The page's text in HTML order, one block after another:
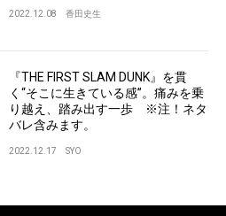
2022.12.08 香田史生
『THE FIRST SLAM DUNK』を貫
く“そこに生きている感”。痛みを乗
り越え、踏み出す一歩 ※注！ネタ
バレ含みます。
2022.12.17 SYO